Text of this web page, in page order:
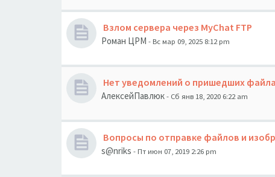
Взлом сервера через MyChat FTP
Роман ЦРМ - Вс мар 09, 2025 8:12 pm
Нет уведомлений о пришедших
АлексейПавлюк- Сб янв 18, 2020 6:22 am
Вопросы по отправке файлов и
s@nriks - Пт июн 07, 2019 2:26 pm